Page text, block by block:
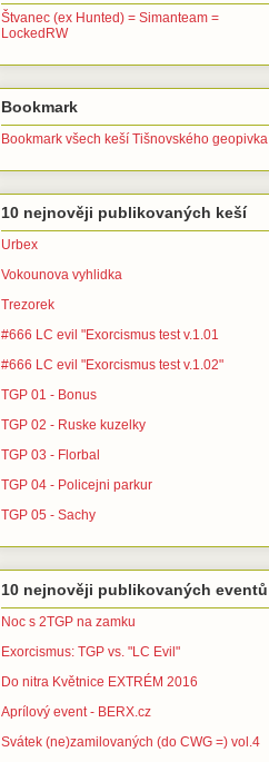
Štvanec (ex Hunted) = Simanteam =
LockedRW
Bookmark
Bookmark všech keší Tišnovského geopivka
10 nejnověji publikovaných keší
Urbex
Vokounova vyhlidka
Trezorek
#666 LC evil "Exorcismus test v.1.01
#666 LC evil "Exorcismus test v.1.02"
TGP 01 - Bonus
TGP 02 - Ruske kuzelky
TGP 03 - Florbal
TGP 04 - Policejni parkur
TGP 05 - Sachy
10 nejnověji publikovaných eventů
Noc s 2TGP na zamku
Exorcismus: TGP vs. "LC Evil"
Do nitra Květnice EXTRÉM 2016
Aprílový event - BERX.cz
Svátek (ne)zamilovaných (do CWG =) vol.4